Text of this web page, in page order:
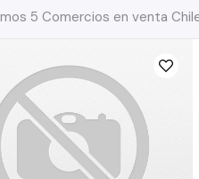
5 Comercios en venta